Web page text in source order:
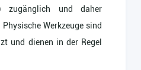
zugänglich und daher
Werkzeuge sind
und dienen in der Regel